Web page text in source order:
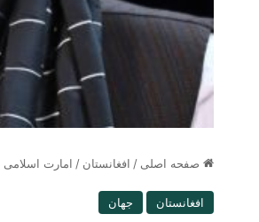
صفحه اصلی / افغانستان / امارت اسلامی
افغانستان جهان